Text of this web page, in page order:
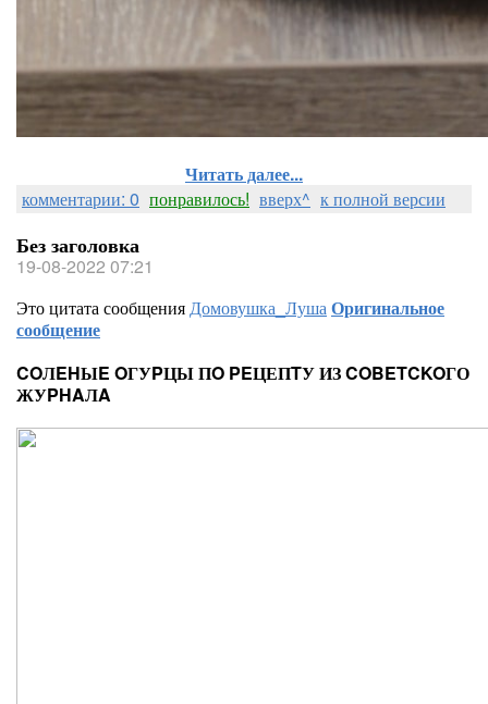
Читать далее...
комментарии: 0 понравилось! вверх^ к полной версии
Без заголовка
19-08-2022 07:21
Это цитата сообщенияДомовушка_ЛушаОригинальное
сообщение
COЛEHЫE OГУPЦЫ ПO PEЦЕПTУ ИЗ COBETCKOГО
ЖУPHAЛA